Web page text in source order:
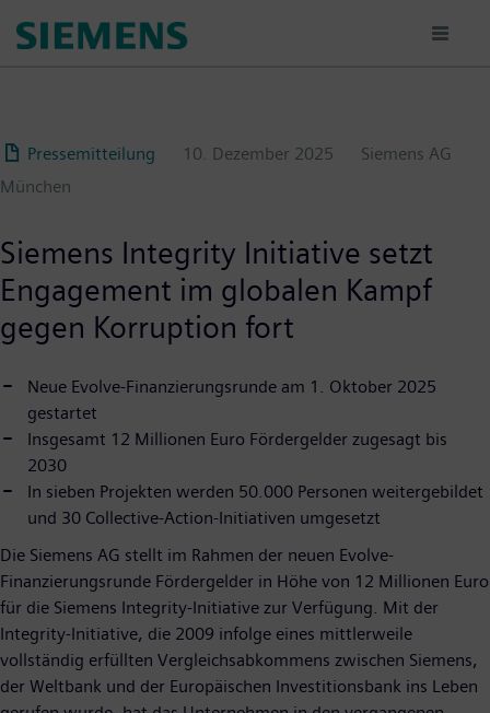
para
Pressemitteilung
10. Dezember 2025
Siemens AG
München
Siemens Integrity Initiative setzt
Engagement im globalen Kampf
gegen Korruption fort
Neue Evolve-Finanzierungsrunde am 1. Oktober 2025
gestartet
Insgesamt 12 Millionen Euro Fördergelder zugesagt bis
2030
In sieben Projekten werden 50.000 Personen weitergebildet
und 30 Collective-Action-Initiativen umgesetzt
Die Siemens AG stellt im Rahmen der neuen Evolve-
Finanzierungsrunde Fördergelder in Höhe von 12 Millionen Euro
für die Siemens Integrity-Initiative zur Verfügung. Mit der
Integrity-Initiative, die 2009 infolge eines mittlerweile
vollständig erfüllten Vergleichsabkommens zwischen Siemens,
der Weltbank und der Europäischen Investitionsbank ins Leben